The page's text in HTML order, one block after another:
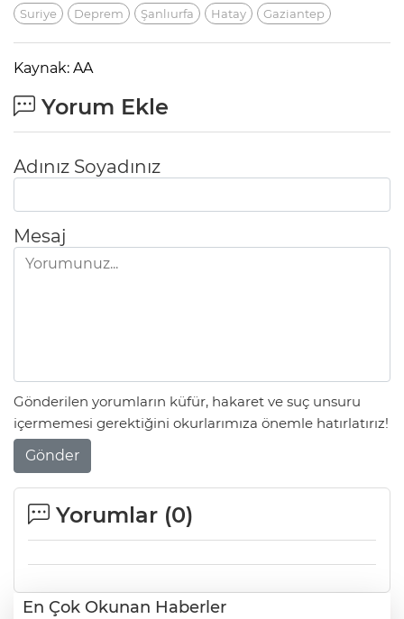
Suriye Deprem Şanlıurfa Hatay Gaziantep
Kaynak: AA
Yorum Ekle
Adınız Soyadınız
Mesaj
Gönderilen yorumların küfür, hakaret ve suç unsuru
içermemesi gerektiğini okurlarımıza önemle hatırlatırız!
Gönder
Yorumlar (0)
En Çok Okunan Haberler